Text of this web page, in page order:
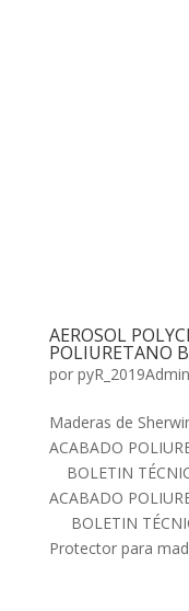
AEROSOL
POLIURETANO
por pyR_2019Admin
Maderas de
ACABADO
BOLETIN
ACABADO
BOLETIN
Protector para